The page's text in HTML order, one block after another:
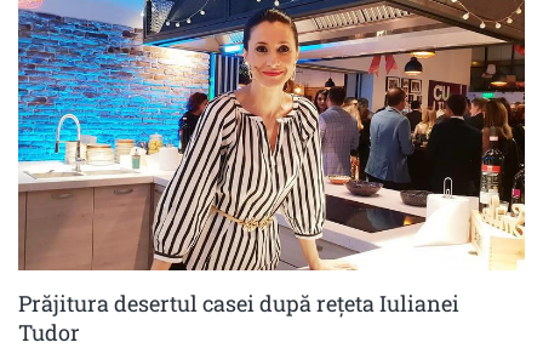
Prăjitura desertul casei după rețeta Iulianei
Tudor